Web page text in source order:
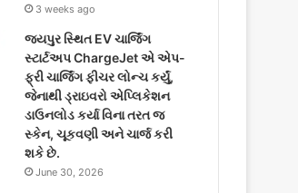
3 weeks ago
જયપુર સ્થિત EV ચાર્જિંગ
સ્ટાર્ટઅપ ChargeJet એ એપ-
ફ્રી ચાર્જિંગ ફીચર લોન્ચ કર્યું,
જેનાથી ડ્રાઇવરો એપ્લિકેશન
ડાઉનલોડ કર્યા વિના તરત જ
સ્કેન, ચૂકવણી અને ચાર્જ કરી
શકે છે.
June 30, 2026